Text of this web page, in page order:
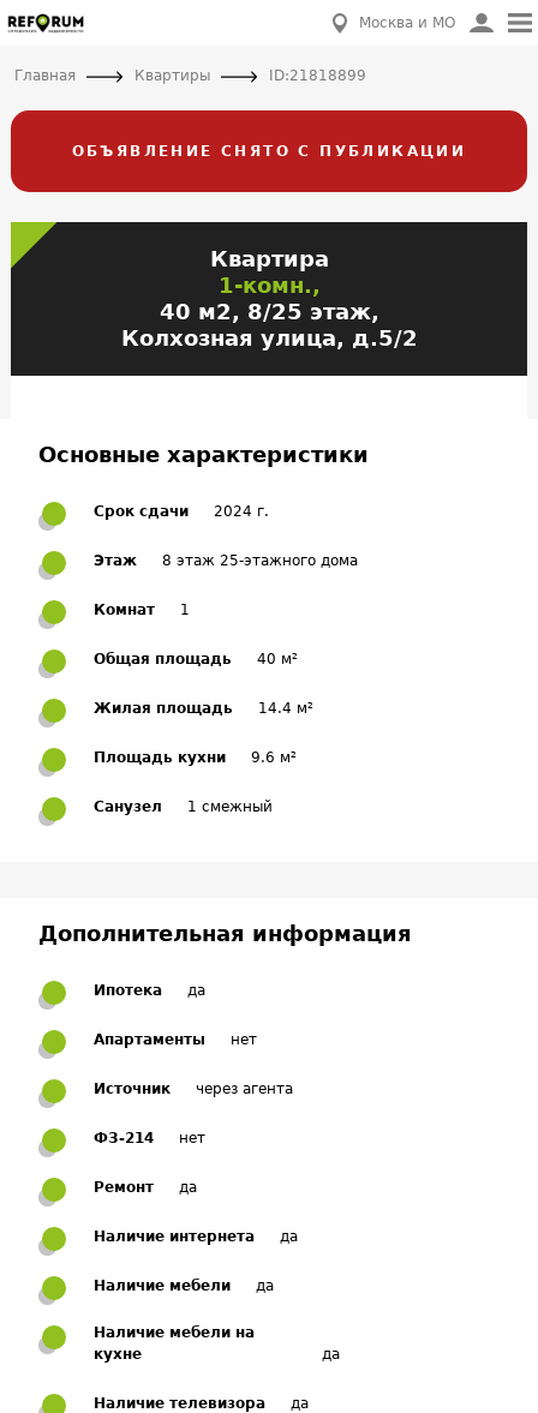
Москва и МО
Главная Квартиры ID:21818899
ОБЪЯВЛЕНИЕ СНЯТО С ПУБЛИКАЦИИ
Квартира
1-комн.,
40 м2, 8/25 этаж,
Колхозная улица, д.5/2
Основные характеристики
Срок сдачи 2024 г.
Этаж 8 этаж 25-этажного дома
Комнат 1
Общая площадь 40 м²
Жилая площадь 14.4 м²
Площадь кухни 9.6 м²
Санузел 1 смежный
Дополнительная информация
Ипотека да
Апартаменты нет
Источник через агента
ФЗ-214 нет
Ремонт да
Наличие интернета да
Наличие мебели да
Наличие мебели на
кухне
да
Наличие телевизора да